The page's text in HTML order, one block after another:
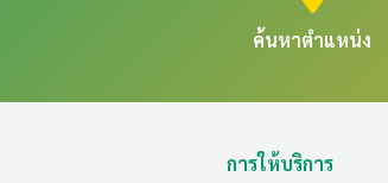
ค้นหาตำแหน่ง
การให้บริการ